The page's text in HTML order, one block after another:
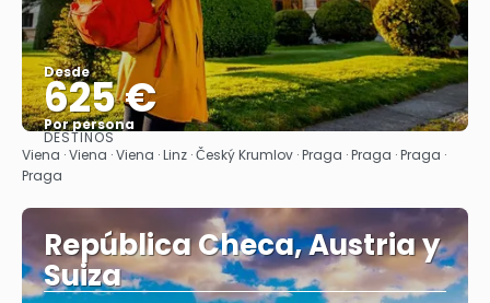
Desde
625 €
Por persona
Ver
DESTINOS
Viena · Viena · Viena · Linz · Český Krumlov · Praga · Praga · Praga ·
Praga
República Checa, Austria y
Suiza